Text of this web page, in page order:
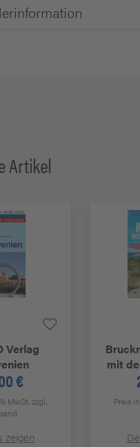
Artikel
Verlag
€
MwSt.zzgl.
zeigen
mit
Preis